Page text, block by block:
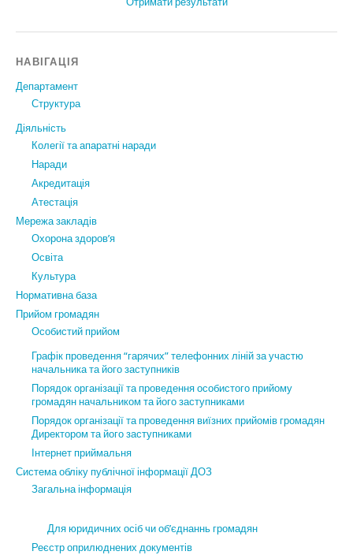
НАВІГАЦІЯ
Департамент
Структура
Діяльність
Колегії та апаратні наради
Наради
Акредитація
Атестація
Мережа закладів
Охорона здоров’я
Освіта
Культура
Нормативна база
Прийом громадян
Особистий прийом
Графік проведення “гарячих” телефонних ліній за участю
начальника та його заступників
Порядок організації та проведення особистого прийому
громадян начальником та його заступниками
Порядок організації та проведення виїзних прийомів громадян
Директором та його заступниками
Інтернет приймальня
Система обліку публічної інформації ДОЗ
Загальна інформація
Для юридичних осіб чи об’єднаннь громадян
Реєстр оприлюднених документів